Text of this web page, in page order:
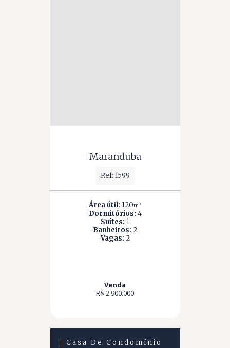
Maranduba
Ref: 1599
Área útil: 120m²
Dormitórios: 4
Suítes: 1
Banheiros: 2
Vagas: 2
Venda
R$ 2.900.000
Casa De Condomínio